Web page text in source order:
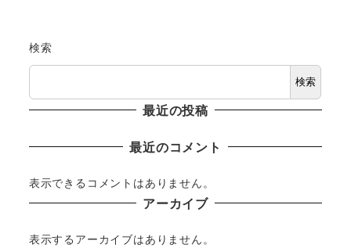
検索
検索
最近の投稿
最近のコメント
表示できるコメントはありません。
アーカイブ
表示するアーカイブはありません。